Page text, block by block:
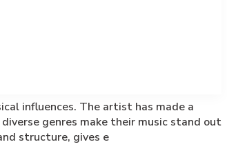
influences. The artist has made a
genres make their music stand out
structure, gives e